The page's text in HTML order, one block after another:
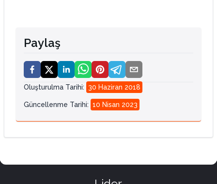
Paylaş
Oluşturulma Tarihi: 30 Haziran 2018
Güncellenme Tarihi: 10 Nisan 2023